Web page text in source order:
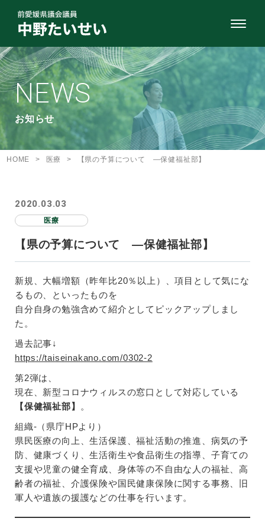
NEWS
お知らせ
HOME > 医療 > 【県の予算について ―保健福祉部】
2020.03.03
医療
【県の予算について ―保健福祉部】
新規、大幅増額（昨年比20％以上）、項目として気にな
るもの、といったものを
自分自身の勉強含めて紹介としてピックアップしまし
た。
過去記事↓
https://taiseinakano.com/0302-2
第2弾は、
現在、新型コロナウィルスの窓口として対応している
【保健福祉部】
。
組織‐（県庁HPより）
県民医療の向上、生活保護、福祉活動の推進、病気の予
防、健康づくり、生活衛生や食品衛生の指導、子育ての
支援や児童の健全育成、身体等の不自由な人の福祉、高
齢者の福祉、介護保険や国民健康保険に関する事務、旧
軍人や遺族の援護などの仕事を行います。